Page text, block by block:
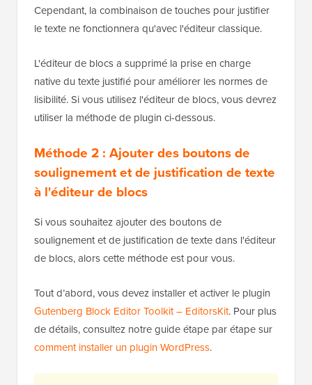
Cependant, la combinaison de touches pour justifier
le texte ne fonctionnera qu'avec l'éditeur classique.
L'éditeur de blocs a supprimé la prise en charge
native du texte justifié pour améliorer les normes de
lisibilité. Si vous utilisez l'éditeur de blocs, vous devrez
utiliser la méthode de plugin ci-dessous.
Méthode 2 : Ajouter des boutons de
soulignement et de justification de texte
à l'éditeur de blocs
Si vous souhaitez ajouter des boutons de
soulignement et de justification de texte dans l'éditeur
de blocs, alors cette méthode est pour vous.
Tout d’abord, vous devez installer et activer le plugin
Gutenberg Block Editor Toolkit – EditorsKit. Pour plus
de détails, consultez notre guide étape par étape sur
comment installer un plugin WordPress.